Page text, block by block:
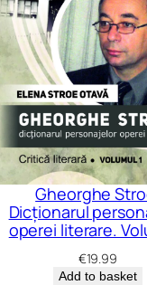
Gheorghe
Dicționarul
operei literare.
€19.99
Add to basket